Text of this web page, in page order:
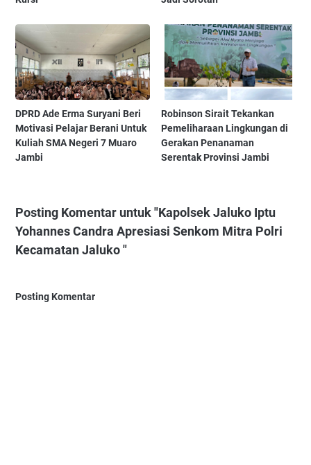
DPRD Ade Erma Suryani Beri
Motivasi Pelajar Berani Untuk
Kuliah SMA Negeri 7 Muaro
Jambi
Robinson Sirait Tekankan
Pemeliharaan Lingkungan di
Gerakan Penanaman
Serentak Provinsi Jambi
Posting Komentar untuk "Kapolsek Jaluko Iptu
Yohannes Candra Apresiasi Senkom Mitra Polri
Kecamatan Jaluko "
Posting Komentar